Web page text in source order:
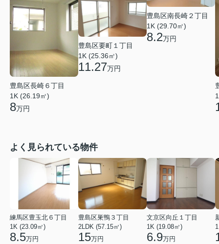
豊島区長崎６丁目
1K (26.19㎡)
8万円
豊島区要町１丁目
1K (25.36㎡)
11.27万円
豊島区南長崎２丁目
1K (29.70㎡)
8.2万円
よく見られている物件
練馬区豊玉北６丁目
1K (23.09㎡)
8.5万円
豊島区巣鴨３丁目
2LDK (57.15㎡)
15万円
文京区向丘１丁目
1K (19.08㎡)
6.9万円